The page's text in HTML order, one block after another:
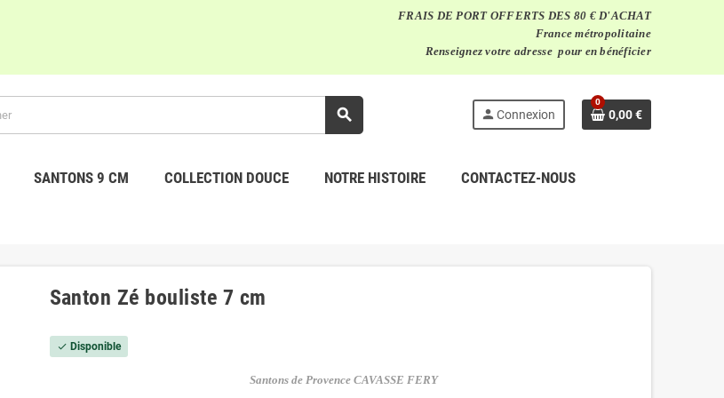
FRAIS DE PORT OFFERTS DES 80 € D'ACHAT
France métropolitaine
Renseignez votre adresse pour en bénéficier
search person Connexion
0
0,00 €
SANTONS 9 CM COLLECTION DOUCE NOTRE HISTOIRE CONTACTEZ-NOUS
Santon Zé bouliste 7 cm
check Disponible
Santons de Provence CAVASSE FERY